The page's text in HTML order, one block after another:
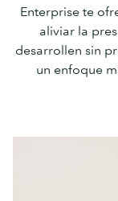
Enterprise te
aliviar la
desarrollen sin
un enfoque